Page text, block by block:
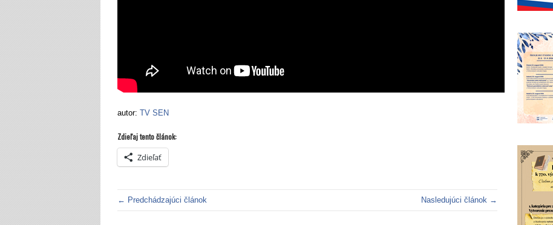
autor: TV SEN
Zdieľaj tento článok:
Zdieľať
← Predchádzajúci článok Nasledujúci článok →